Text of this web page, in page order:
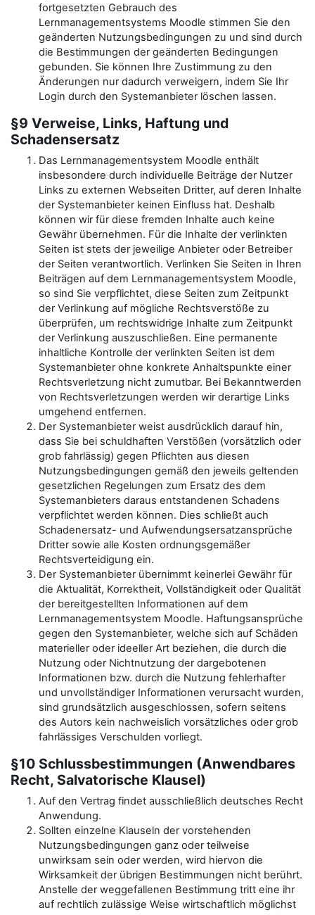
fortgesetzten Gebrauch des
Lernmanagementsystems Moodle stimmen Sie den
geänderten Nutzungsbedingungen zu und sind durch
die Bestimmungen der geänderten Bedingungen
gebunden. Sie können Ihre Zustimmung zu den
Änderungen nur dadurch verweigern, indem Sie Ihr
Login durch den Systemanbieter löschen lassen.
§9 Verweise, Links, Haftung und
Schadensersatz
Das Lernmanagementsystem Moodle enthält
insbesondere durch individuelle Beiträge der Nutzer
Links zu externen Webseiten Dritter, auf deren Inhalte
der Systemanbieter keinen Einfluss hat. Deshalb
können wir für diese fremden Inhalte auch keine
Gewähr übernehmen. Für die Inhalte der verlinkten
Seiten ist stets der jeweilige Anbieter oder Betreiber
der Seiten verantwortlich. Verlinken Sie Seiten in Ihren
Beiträgen auf dem Lernmanagementsystem Moodle,
so sind Sie verpflichtet, diese Seiten zum Zeitpunkt
der Verlinkung auf mögliche Rechtsverstöße zu
überprüfen, um rechtswidrige Inhalte zum Zeitpunkt
der Verlinkung auszuschließen. Eine permanente
inhaltliche Kontrolle der verlinkten Seiten ist dem
Systemanbieter ohne konkrete Anhaltspunkte einer
Rechtsverletzung nicht zumutbar. Bei Bekanntwerden
von Rechtsverletzungen werden wir derartige Links
umgehend entfernen.
Der Systemanbieter weist ausdrücklich darauf hin,
dass Sie bei schuldhaften Verstößen (vorsätzlich oder
grob fahrlässig) gegen Pflichten aus diesen
Nutzungsbedingungen gemäß den jeweils geltenden
gesetzlichen Regelungen zum Ersatz des dem
Systemanbieters daraus entstandenen Schadens
verpflichtet werden können. Dies schließt auch
Schadenersatz- und Aufwendungsersatzansprüche
Dritter sowie alle Kosten ordnungsgemäßer
Rechtsverteidigung ein.
Der Systemanbieter übernimmt keinerlei Gewähr für
die Aktualität, Korrektheit, Vollständigkeit oder Qualität
der bereitgestellten Informationen auf dem
Lernmanagementsystem Moodle. Haftungsansprüche
gegen den Systemanbieter, welche sich auf Schäden
materieller oder ideeller Art beziehen, die durch die
Nutzung oder Nichtnutzung der dargebotenen
Informationen bzw. durch die Nutzung fehlerhafter
und unvollständiger Informationen verursacht wurden,
sind grundsätzlich ausgeschlossen, sofern seitens
des Autors kein nachweislich vorsätzliches oder grob
fahrlässiges Verschulden vorliegt.
§10 Schlussbestimmungen (Anwendbares
Recht, Salvatorische Klausel)
Auf den Vertrag findet ausschließlich deutsches Recht
Anwendung.
Sollten einzelne Klauseln der vorstehenden
Nutzungsbedingungen ganz oder teilweise
unwirksam sein oder werden, wird hiervon die
Wirksamkeit der übrigen Bestimmungen nicht berührt.
Anstelle der weggefallenen Bestimmung tritt eine ihr
auf rechtlich zulässige Weise wirtschaftlich möglichst